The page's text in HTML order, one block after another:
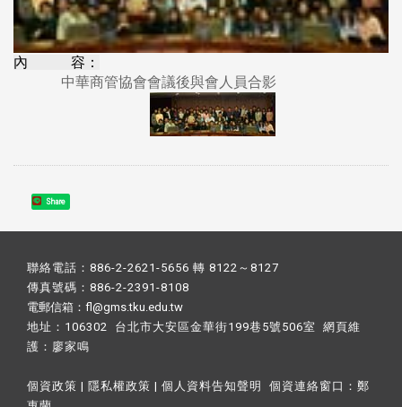
內 容：
中華商管協會會議後與會人員合影
Share
聯絡電話：886-2-2621-5656 轉 8122～8127
傳真號碼：886-2-2391-8108
電郵信箱：fl@gms.tku.edu.tw
地址：106302 台北市大安區金華街199巷5號506室 網頁維
護： 廖家鳴​
個資政策 | 隱私權政策 | 個人資料告知聲明 個資連絡窗口： 鄭